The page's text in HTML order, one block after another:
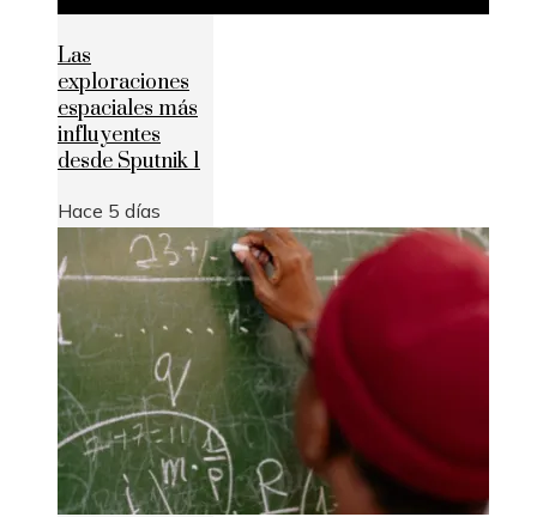
Las
exploraciones
espaciales más
influyentes
desde Sputnik 1
Hace 5 días